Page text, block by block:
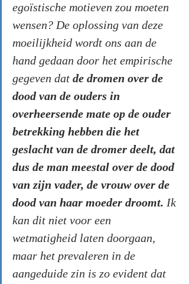
egoïstische motieven zou moeten
wensen? De oplossing van deze
moeilijkheid wordt ons aan de
hand gedaan door het empirische
gegeven dat de dromen over de
dood van de ouders in
overheersende mate op de ouder
betrekking hebben die het
geslacht van de dromer deelt, dat
dus de man meestal over de dood
van zijn vader, de vrouw over de
dood van haar moeder droomt. Ik
kan dit niet voor een
wetmatigheid laten doorgaan,
maar het prevaleren in de
aangeduide zin is zo evident dat